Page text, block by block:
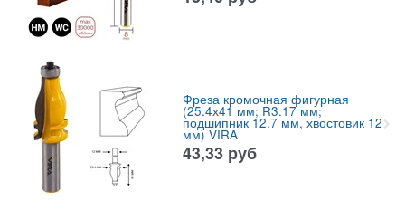
Фреза кромочная фигурная
(25.4х41 мм; R3.17 мм;
подшипник 12.7 мм, хвостовик 12
мм) VIRA
43,33 руб